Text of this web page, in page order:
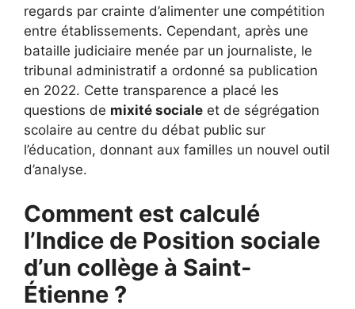
regards par crainte d’alimenter une compétition
entre établissements. Cependant, après une
bataille judiciaire menée par un journaliste, le
tribunal administratif a ordonné sa publication
en 2022. Cette transparence a placé les
questions de mixité sociale et de ségrégation
scolaire au centre du débat public sur
l’éducation, donnant aux familles un nouvel outil
d’analyse.
Comment est calculé
l’Indice de Position sociale
d’un collège à Saint-
Étienne ?